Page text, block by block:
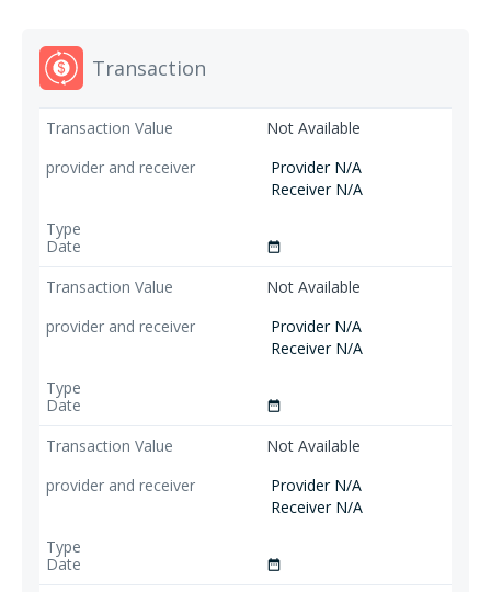
Transaction
Not Available
Provider N/A
Receiver N/A
date_range
Not Available
Provider N/A
Receiver N/A
date_range
Not Available
Provider N/A
Receiver N/A
date_range